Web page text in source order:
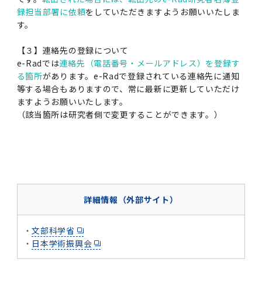
動計画
女性の活躍推進に向けた取り組み
目標とする教員の適正な年齢構成
キャンパスマスタープラン2016
役員会議事概要について
企業活動と医療機関等の透明性ガイドライン
（※春入学対象）について
Call for Application to TMDU WISE
Programs (II) for the 2023 Academic Year
by Eligible Students (*Autumn admission)
令和５年度（２０２３年度）東京医科歯科大学
「卓越大学院生制度（Ⅱ）」対象学生（秋入学
令和４年度（２０２２年度）東京医科歯科大学
「研究者早期育成コース及び研究者養成コー
ス」採用決定通知書授与式を行いました。
令和３年度（２０２１年度）東京医科歯科大学
「卓越大学院生制度（Ⅰ）」採用決定通知書授
与式を行いました。
内定取り消しについて
進路届の提出について
その他 就職関連情報（推薦書等）
2019年 （PDF：71.7MB）
2018年 （PDF：83.3MB）
2017年 （PDF：75.1MB）
2016年 （PDF：73.0MB）
2024年度
2022年度
2021年度
2020年度
2016年度
2018年 （PDF：18.7MB）
2017年 （PDF：7.2MB）
Regarding education and student life after
the integration (For current students)
教学IR関連公開情報
教学IR関連公開情報トップ
卒業時大学評価アンケート
科目評価（旧 科目別アンケート）
教学IR 業績・活動
ヘルスサイエンスR&Dセンター
リサーチコアセンター
実験動物センター
生命倫理研究センター
疾患バイオリソースセンター
先端医歯工学創成クラスター（統合研究機構）
トップ
再生医療研究センター
再生医療研究センター（微生物安全性グルー
プ）
統合研究機構から他部局へ異動したセンター
統合研究機構から他部局へ異動したセンタート
ップ
低侵襲医療センター（旧：低侵襲医歯学研究セ
ンター）
ITヘルプデスク（学内専用サイト）
ITセキュリティ部門（学内専用サイト）
図書館部門
図書館部門トップ
イマキク
デジタル変革推進事務室
保健管理センター
湯島学生支援センター
湯島学生支援センタートップ
環境安全管理室トップ
環境報告書
広報部
録担当部署に依頼をしていただきますようお願いいたしま
す。
【３】連絡先の登録について
e-Radでは連絡先（電話番号・メールアドレス）を登録す
る箇所があります。e-Radで登録されている連絡先に通知
等する場合もありますので、常に最新に更新していただけ
ますようお願いいたします。
（該当箇所は研究者側で変更することができます。）
詳細情報（外部サイト）
・文部科学省
・ 日本学術振興会